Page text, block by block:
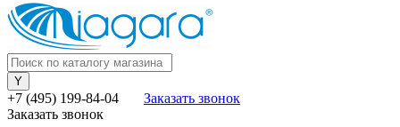
+7 (495) 199-84-04
Заказать звонок
Заказать звонок